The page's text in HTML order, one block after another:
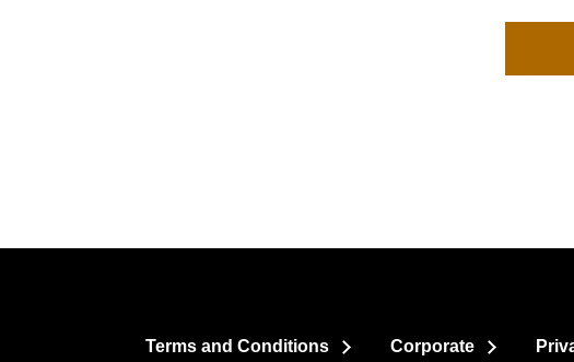
Terms and Conditions Corporate